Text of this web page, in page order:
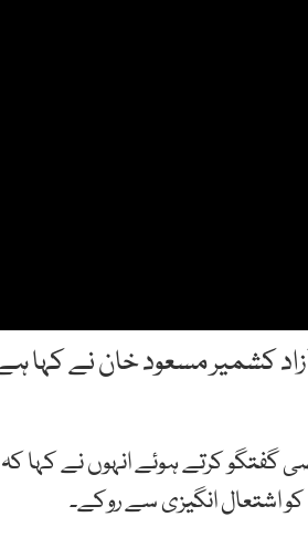
کشمیر مسعود خان نے
کرتے ہوئے انہوں نے کہا
کو اشتعال انگیزی سے روکے۔